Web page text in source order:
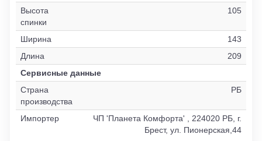
Высота
спинки
105
Ширина
143
Длина
209
Сервисные данные
Страна
производства
РБ
Импортер
ЧП 'Планета Комфорта' , 224020 РБ, г.
Брест, ул. Пионерская,44